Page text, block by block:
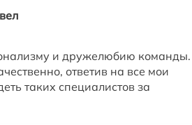
и дружелюбию команды.
ответив на все мои
таких специалистов за